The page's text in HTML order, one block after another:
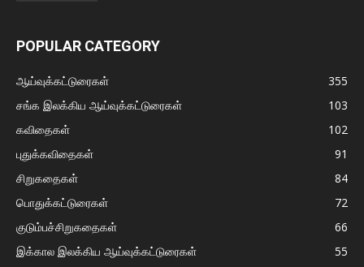
POPULAR CATEGORY
ஆய்வுக்கட்டுரைகள்
355
சங்க இலக்கிய ஆய்வுக்கட்டுரைகள்
103
கவிதைகள்
102
புதுக்கவிதைகள்
91
சிறுகதைகள்
84
பொதுக்கட்டுரைகள்
72
குடும்பச்சிறுகதைகள்
66
இக்கால இலக்கிய ஆய்வுக்கட்டுரைகள்
55